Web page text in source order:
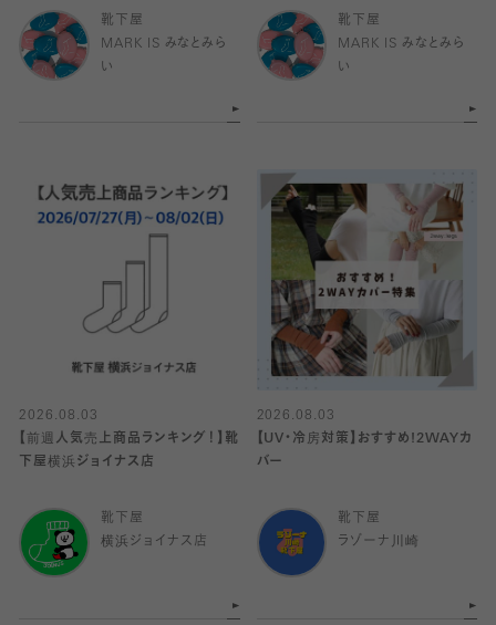
靴下屋
MARK IS みなとみら
い
靴下屋
MARK IS みなとみら
い
2026.08.03
【前週人気売上商品ランキング！】靴
下屋横浜ジョイナス店
靴下屋
横浜ジョイナス店
2026.08.03
【UV・冷房対策】おすすめ!2WAYカ
バー
靴下屋
ラゾーナ川崎